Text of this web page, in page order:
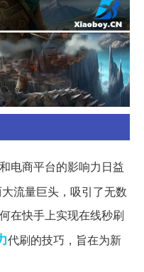
电商平台的影响力日益
流量巨头，吸引了无数
在快手上实现在线秒刷
代刷的技巧，旨在为新